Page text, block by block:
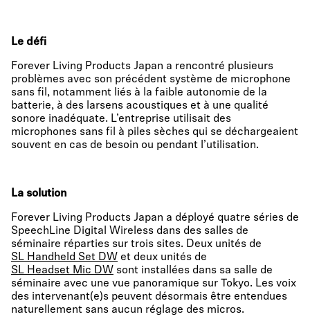
Le défi
Forever Living Products Japan a rencontré plusieurs
problèmes avec son précédent système de microphone
sans fil, notamment liés à la faible autonomie de la
batterie, à des larsens acoustiques et à une qualité
sonore inadéquate. L’entreprise utilisait des
microphones sans fil à piles sèches qui se déchargeaient
souvent en cas de besoin ou pendant l’utilisation.
La solution
Forever Living Products Japan a déployé quatre séries de
SpeechLine Digital Wireless dans des salles de
séminaire réparties sur trois sites. Deux unités de
SL Handheld Set DW et deux unités de
SL Headset Mic DW sont installées dans sa salle de
séminaire avec une vue panoramique sur Tokyo. Les voix
des intervenant(e)s peuvent désormais être entendues
naturellement sans aucun réglage des micros.